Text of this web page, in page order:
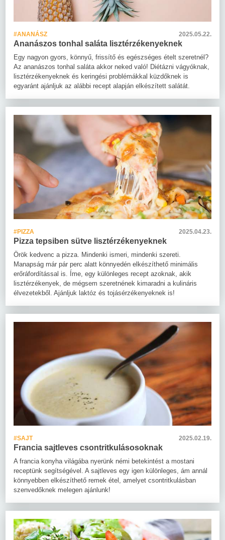
#ANANÁSZ 2025.05.22.
Ananászos tonhal saláta lisztérzékenyeknek
Egy nagyon gyors, könnyű, frissítő és egészséges ételt szeretnél?
Az ananászos tonhal saláta akkor neked való! Diétázni vágyóknak,
lisztérzékenyeknek és keringési problémákkal küzdőknek is
egyaránt ajánljuk az alábbi recept alapján elkészített salátát.
#PIZZA 2025.04.23.
Pizza tepsiben sütve lisztérzékenyeknek
Örök kedvenc a pizza. Mindenki ismeri, mindenki szereti.
Manapság már pár perc alatt könnyedén elkészíthető minimális
erőráfordítással is. Íme, egy különleges recept azoknak, akik
lisztérzékenyek, de mégsem szeretnének kimaradni a kulináris
élvezetekből. Ajánljuk laktóz és tojásérzékenyeknek is!
#SAJT 2025.02.19.
Francia sajtleves csontritkulásosoknak
A francia konyha világába nyerünk némi betekintést a mostani
receptünk segítségével. A sajtleves egy igen különleges, ám annál
könnyebben elkészíthető remek étel, amelyet csontritkulásban
szenvedőknek melegen ajánlunk!